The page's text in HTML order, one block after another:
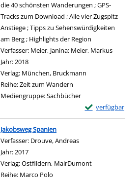
die 40 schönsten Wanderungen ; GPS-
Tracks zum Download ; Alle vier Zugspitz-
Anstiege ; Tipps zu Sehenswürdigkeiten
am Berg ; Highlights der Region
Verfasser: Meier, Janina; Meier, Markus
Jahr:2018
Verlag: München, Bruckmann
Reihe:Zeit zum Wandern
Mediengruppe:Sachbücher
verfügbar
Exemplar-Details
Zum Download
Jakobsweg Spanien
Verfasser: Drouve, Andreas
Jahr:2017
Verlag:Ostfildern, MairDumont
Reihe: Marco Polo